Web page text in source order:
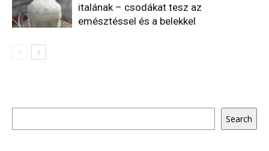
italának – csodákat tesz az
emésztéssel és a belekkel
Search